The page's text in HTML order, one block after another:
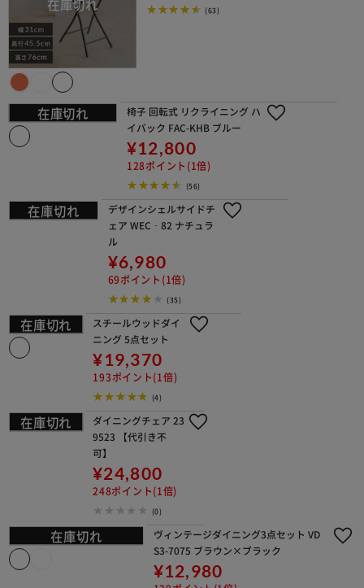
(63)
椅子 回転式 リクライニング ハイバッ
ク FAC-KHB ブルー
¥12,800
128ポイント(1倍)
デザインシェルサイドチェア WEC‐8
2 ナチュラル
¥6,980
69ポイント(1倍)
スチールウッドダイニング 5点セット
193ポイント(1倍)